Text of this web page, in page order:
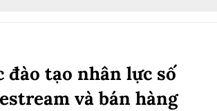
tạo nhân lực số
và bán hàng